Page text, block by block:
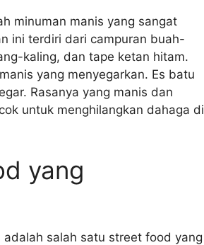
minuman manis yang sangat
ini terdiri dari campuran buah-
kaling, dan tape ketan hitam.
yang menyegarkan. Es batu
Rasanya yang manis dan
untuk menghilangkan dahaga di
yang
salah satu street food yang